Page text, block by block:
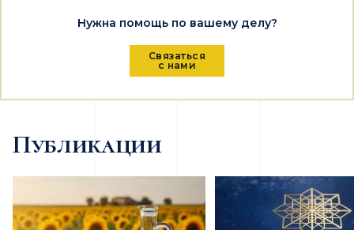
Нужна помощь по вашему делу?
Связаться
с нами
Публикации